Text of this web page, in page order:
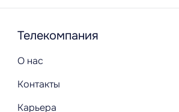
Телекомпания
О нас
Контакты
Карьера